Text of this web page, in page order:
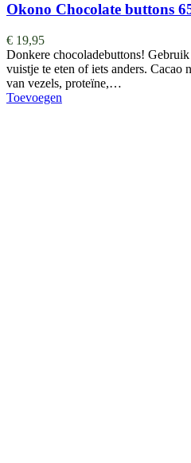
Okono Chocolate buttons
€ 19,95
Donkere chocoladebuttons!
vuistje te eten of iets anders. Cacao
van vezels, proteïne,…
Toevoegen